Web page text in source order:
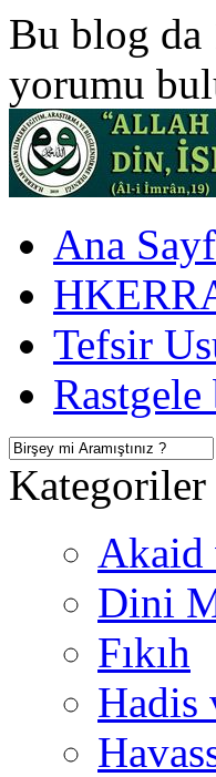
Bu blog da
yorumu
Ana
Tefsir
Kategoriler
Akaid
Dini
Fıkıh
Hadis